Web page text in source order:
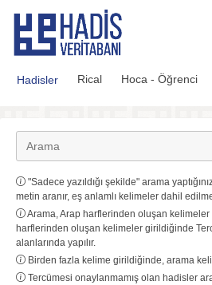
Hadis Veritabanı
Hadisler Rical Hoca - Öğrenci
"Sadece yazıldığı şekilde" arama
metin aranır, eş anlamlı kelimeler dahil
Arama, Arap harflerinden oluşan
harflerinden oluşan kelimeler girildiğinde
alanlarında yapılır.
Birden fazla kelime girildiğinde, arama
Tercümesi onaylanmamış olan hadisler